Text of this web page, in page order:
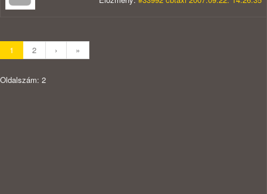
1 2 › »
Oldalszám: 2